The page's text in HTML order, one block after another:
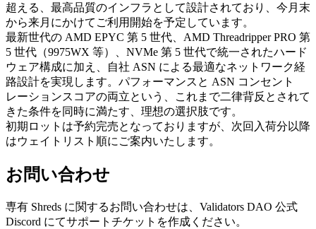
超える、最高品質のインフラとして設計されており、今月末
から来月にかけてご利用開始を予定しています。
最新世代の AMD EPYC 第 5 世代、AMD Threadripper PRO 第
5 世代（9975WX 等）、NVMe 第 5 世代で統一されたハード
ウェア構成に加え、自社 ASN による最適なネットワーク経
路設計を実現します。パフォーマンスと ASN コンセント
レーションスコアの両立という、これまで二律背反とされて
きた条件を同時に満たす、理想の選択肢です。
初期ロットは予約完売となっておりますが、次回入荷分以降
はウェイトリスト順にご案内いたします。
お問い合わせ
専有 Shreds に関するお問い合わせは、Validators DAO 公式
Discord にてサポートチケットを作成ください。